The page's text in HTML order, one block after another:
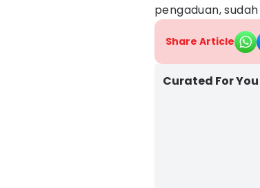
pengaduan,
Share Article
Curated For You